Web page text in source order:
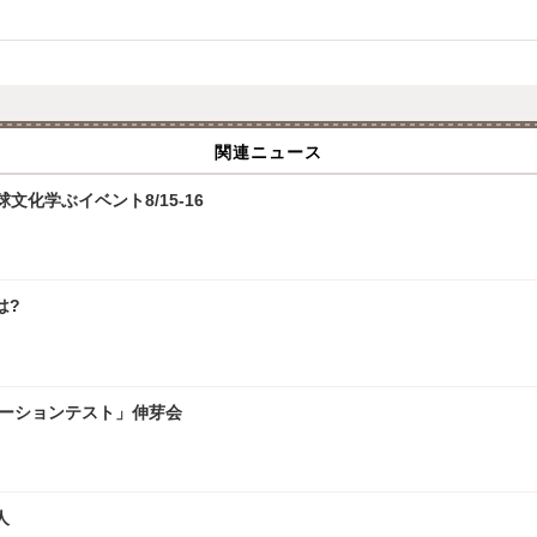
関連ニュース
文化学ぶイベント8/15-16
?
ションテスト」伸芽会